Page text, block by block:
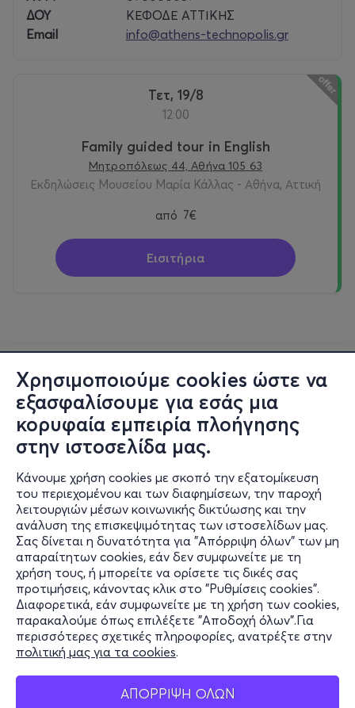
Χρησιμοποιούμε cookies ώστε να
εξασφαλίσουμε για εσάς μια
κορυφαία εμπειρία πλοήγησης
στην ιστοσελίδα μας.
Κάνουμε χρήση cookies με σκοπό την εξατομίκευση
του περιεχομένου και των διαφημίσεων, την παροχή
λειτουργιών μέσων κοινωνικής δικτύωσης και την
ανάλυση της επισκεψιμότητας των ιστοσελίδων μας.
Σας δίνεται η δυνατότητα για "Απόρριψη όλων" των μη
απαραίτητων cookies, εάν δεν συμφωνείτε με τη
χρήση τους, ή μπορείτε να ορίσετε τις δικές σας
προτιμήσεις, κάνοντας κλικ στο "Ρυθμίσεις cookies".
Διαφορετικά, εάν συμφωνείτε με τη χρήση των cookies,
παρακαλούμε όπως επιλέξετε "Αποδοχή όλων".Για
περισσότερες σχετικές πληροφορίες, ανατρέξτε στην
πολιτική μας για τα cookies.
ΑΠΟΡΡΙΨΗ ΟΛΩΝ
ΔΟΥ
ΚΕΦΟΔΕ ΑΤΤΙΚΗΣ
Email
info@athens-technopolis.gr
Τετ, 19/8
12:00
Family guided tour in English
Μητροπόλεως 44, Αθήνα 105 63
Εκδηλώσεις Μουσείου Μαρία Κάλλας - Αθήνα, Αττική
από 7€
Εισιτήρια
Πληροφορίες
Υποστήριξη
Stay Connected
Mobile app